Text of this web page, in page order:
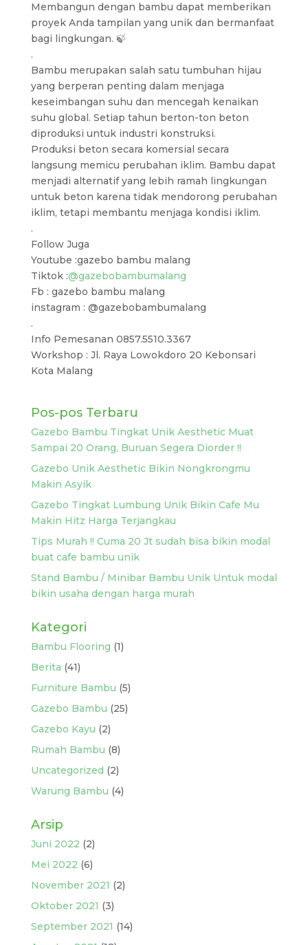
Membangun dengan bambu dapat memberikan
proyek Anda tampilan yang unik dan bermanfaat
bagi lingkungan. 🍃
.
Bambu merupakan salah satu tumbuhan hijau
yang berperan penting dalam menjaga
keseimbangan suhu dan mencegah kenaikan
suhu global. Setiap tahun berton-ton beton
diproduksi untuk industri konstruksi.
Produksi beton secara komersial secara
langsung memicu perubahan iklim. Bambu dapat
menjadi alternatif yang lebih ramah lingkungan
untuk beton karena tidak mendorong perubahan
iklim, tetapi membantu menjaga kondisi iklim.
.
Follow Juga
Youtube :gazebo bambu malang
Tiktok :@gazebobambumalang
Fb : gazebo bambu malang
instagram : @gazebobambumalang
.
Info Pemesanan 0857.5510.3367
Workshop : Jl. Raya Lowokdoro 20 Kebonsari
Kota Malang
Pos-pos Terbaru
Gazebo Bambu Tingkat Unik Aesthetic Muat
Sampai 20 Orang, Buruan Segera Diorder !!
Gazebo Unik Aesthetic Bikin Nongkrongmu
Makin Asyik
Gazebo Tingkat Lumbung Unik Bikin Cafe Mu
Makin Hitz Harga Terjangkau
Tips Murah !! Cuma 20 Jt sudah bisa bikin modal
buat cafe bambu unik
Stand Bambu / Minibar Bambu Unik Untuk modal
bikin usaha dengan harga murah
Kategori
Bambu Flooring (1)
Berita (41)
Furniture Bambu (5)
Gazebo Bambu (25)
Gazebo Kayu (2)
Rumah Bambu (8)
Uncategorized (2)
Warung Bambu (4)
Arsip
Juni 2022 (2)
Mei 2022 (6)
November 2021 (2)
Oktober 2021 (3)
September 2021 (14)